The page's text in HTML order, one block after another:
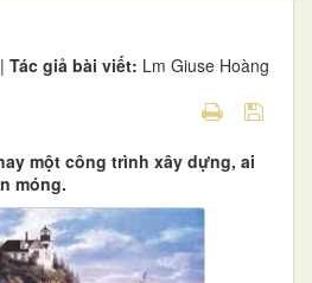
| Tác giả bài viết: Lm Giuse Hoàng
một công trình xây dựng, ai
móng.